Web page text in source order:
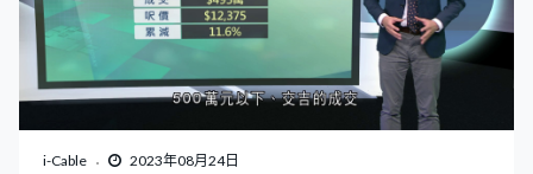
i-Cable 2023年08月24日